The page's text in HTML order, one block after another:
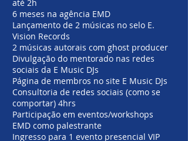
até 2h
6 meses na agência EMD
Lançamento de 2 músicas no selo E.
Vision Records
2 músicas autorais com ghost producer
Divulgação do mentorado nas redes
sociais da E Music DJs
Página de membros no site E Music DJs
Consultoria de redes sociais (como se
comportar) 4hrs
Participação em eventos/workshops
EMD como palestrante
Ingresso para 1 evento presencial VIP